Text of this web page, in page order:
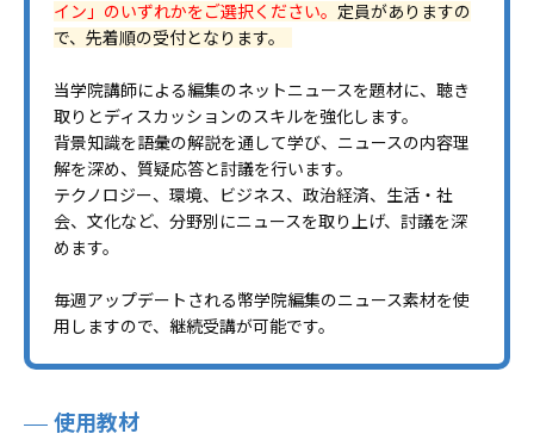
イン」のいずれかをご選択ください。 定員がありますの
で、先着順の受付となります。
当学院講師による編集のネットニュースを題材に、聴き
取りとディスカッションのスキルを強化します。
背景知識を語彙の解説を通して学び、ニュースの内容理
解を深め、質疑応答と討議を行います。
テクノロジー、環境、ビジネス、政治経済、生活・社
会、文化など、分野別にニュースを取り上げ、討議を深
めます。
毎週アップデートされる幣学院編集のニュース素材を使
用しますので、継続受講が可能です。
使用教材